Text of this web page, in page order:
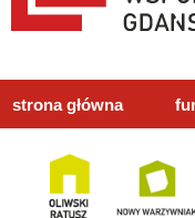
strona główna